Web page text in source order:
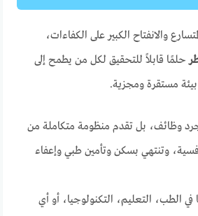
والانفتاح الكبير على الكفاءات،
حلمًا قابلاً للتحقيق لكل من يطمح إلى
بيئة مستقرة ومجزية.
وظائف، بل تقدم منظومة متكاملة من
وتنتهي بسكن وتأمين طبي وإعفاء
الطب، التعليم، التكنولوجيا، أو أي